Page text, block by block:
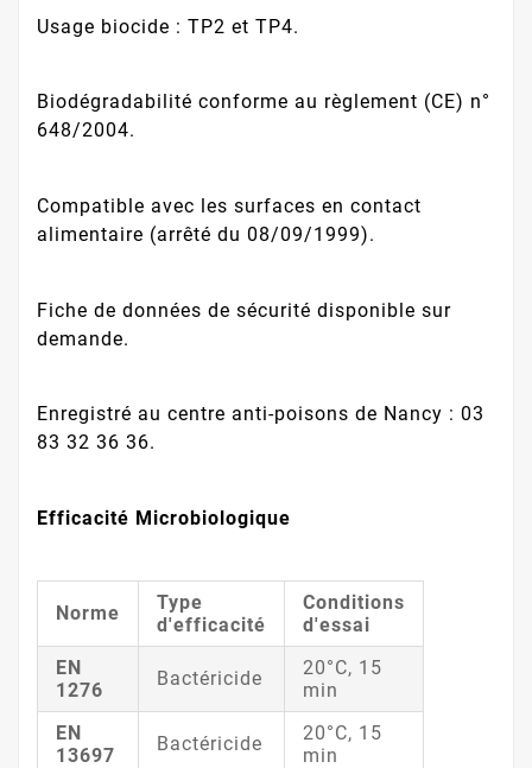
Usage biocide : TP2 et TP4.
Biodégradabilité conforme au règlement (CE) n°
648/2004.
Compatible avec les surfaces en contact
alimentaire (arrêté du 08/09/1999).
Fiche de données de sécurité disponible sur
demande.
Enregistré au centre anti-poisons de Nancy : 03
83 32 36 36.
Efficacité Microbiologique
Norme
Type
d'efficacité
Conditions
d'essai
EN
1276
Bactéricide
20°C, 15
min
EN
13697
Bactéricide
20°C, 15
min